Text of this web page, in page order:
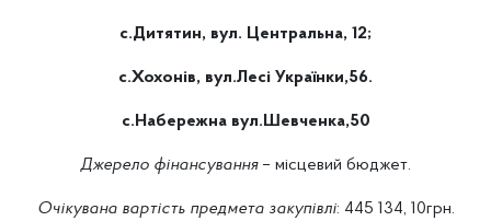
с.Дитятин, вул. Центральна, 12;
с.Хохонів, вул.Лесі Українки,56.
с.Набережна вул.Шевченка,50
Джерело фінансування– місцевий бюджет.
Очікувана вартість предмета закупівлі: 445 134, 10грн.